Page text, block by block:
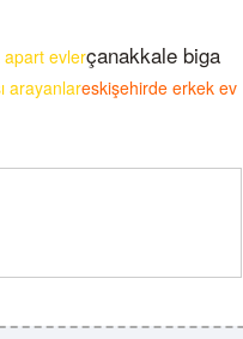
apart evlerçanakkale biga
arayanlareskişehirde erkek ev